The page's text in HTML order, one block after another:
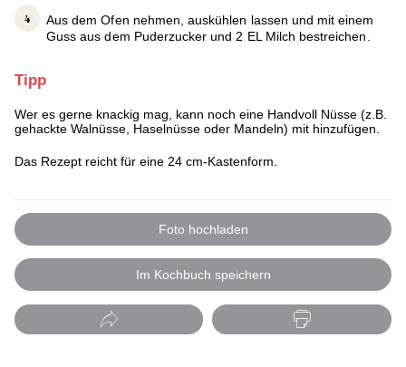
Aus dem Ofen nehmen, auskühlen lassen und mit einem
Guss aus dem Puderzucker und 2 EL Milch bestreichen.
Tipp
Wer es gerne knackig mag, kann noch eine Handvoll Nüsse (z.B.
gehackte Walnüsse, Haselnüsse oder Mandeln) mit hinzufügen.
Das Rezept reicht für eine 24 cm-Kastenform.
Foto hochladen
Im Kochbuch speichern